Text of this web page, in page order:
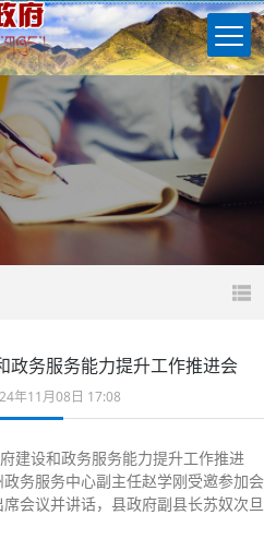
政务服务能力提升工作推进会
年11月08日 17:08
建设和政务服务能力提升工作推进
务服务中心副主任赵学刚受邀参加会
会议并讲话，县政府副县长苏奴次旦